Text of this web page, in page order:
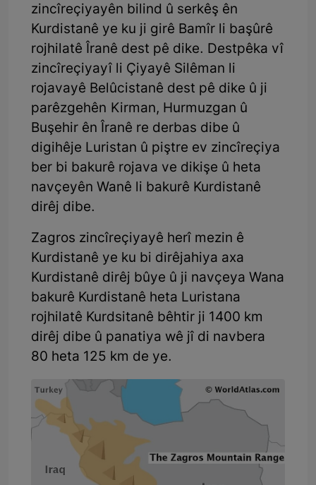
zincîreçiyayên bilind û serkêş ên
Kurdistanê ye ku ji girê Bamîr li başûrê
rojhilatê Îranê dest pê dike. Destpêka vî
zincîreçiyayî li Çiyayê Silêman li
rojavayê Belûcistanê dest pê dike û ji
parêzgehên Kirman, Hurmuzgan û
Buşehir ên Îranê re derbas dibe û
digihêje Luristan û piştre ev zincîreçiya
ber bi bakurê rojava ve dikişe û heta
navçeyên Wanê li bakurê Kurdistanê
dirêj dibe.
Zagros zincîreçiyayê herî mezin ê
Kurdistanê ye ku bi dirêjahiya axa
Kurdistanê dirêj bûye û ji navçeya Wana
bakurê Kurdistanê heta Luristana
rojhilatê Kurdsitanê bêhtir ji 1400 km
dirêj dibe û panatiya wê jî di navbera
80 heta 125 km de ye.